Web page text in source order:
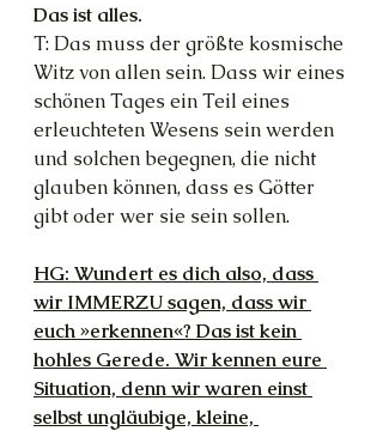
Das ist alles.
T: Das muss der größte kosmische
Witz von allen sein. Dass wir eines
schönen Tages ein Teil eines
erleuchteten Wesens sein werden
und solchen begegnen, die nicht
glauben können, dass es Götter
gibt oder wer sie sein sollen.
HG: Wundert es dich also, dass
wir IMMERZU sagen, dass wir
euch »erkennen«? Das ist kein
hohles Gerede. Wir kennen eure
Situation, denn wir waren einst
selbst ungläubige, kleine,